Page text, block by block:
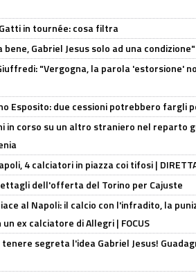
in tournée: cosa filtra
bene, Gabriel Jesus solo ad una condizione"
"Vergogna, la parola 'estorsione'
Esposito: due cessioni potrebbero fargli
in corso su un altro straniero nel reparto
4 calciatori in piazza coi tifosi |
dell'offerta del Torino per Cajuste
al Napoli: il calcio con l'infradito, la
ex calciatore di Allegri | FOCUS
segreta l'idea Gabriel Jesus!